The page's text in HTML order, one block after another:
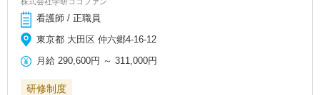
看護師 / 正職員
東京都 大田区 仲六郷4-16-12
月給 290,600円 ～311,000円
研修制度